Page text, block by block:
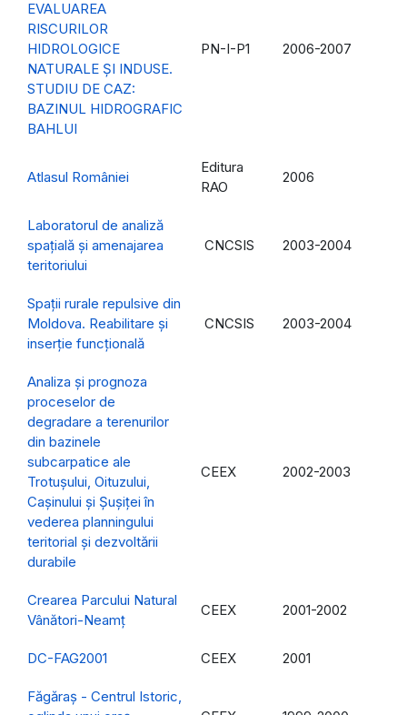
EVALUAREA
RISCURILOR
HIDROLOGICE
NATURALE ŞI INDUSE.
STUDIU DE CAZ:
BAZINUL HIDROGRAFIC
BAHLUI
PN-I-P1 2006-2007
Atlasul României
Editura
RAO
2006
Laboratorul de analiză
spaţială şi amenajarea
teritoriului
CNCSIS 2003-2004
Spaţii rurale repulsive din
Moldova. Reabilitare şi
inserţie funcţională
CNCSIS 2003-2004
Analiza şi prognoza
proceselor de
degradare a terenurilor
din bazinele
subcarpatice ale
Trotuşului, Oituzului,
Caşinului şi Şuşiţei în
vederea planningului
teritorial şi dezvoltării
durabile
CEEX 2002-2003
Crearea Parcului Natural
Vânători-Neamț
CEEX 2001-2002
DC-FAG2001 CEEX 2001
Făgăraş - Centrul Istoric,